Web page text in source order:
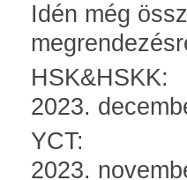
Idén még
HSK&HSKK:
2023.
YCT:
2023.